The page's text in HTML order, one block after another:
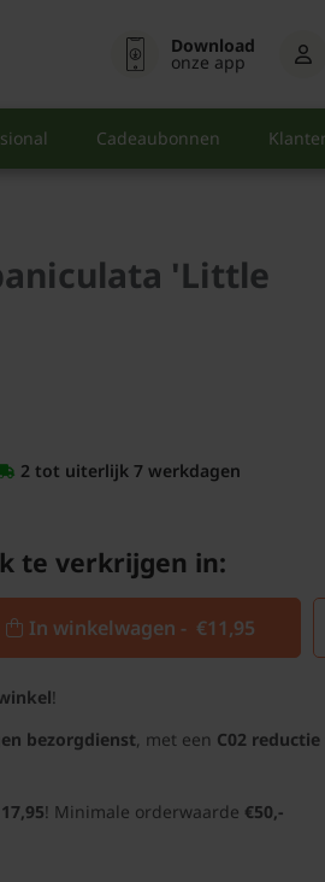
Download
onze app
Cadeaubonnen
'Little
2 tot uiterlijk 7 werkdagen
te verkrijgen in:
In winkelwagen - €11,95
!
bezorgdienst, met een C02
! Minimale orderwaarde €50,-